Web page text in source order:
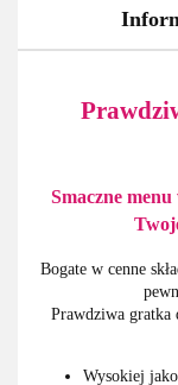
Smaczne
Bogate w cenne
Prawdziwa gratka
Wysokiej